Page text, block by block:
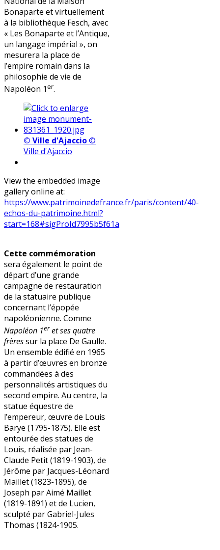
Bonaparte et virtuellement
à la bibliothèque Fesch, avec
« Les Bonaparte et l’Antique,
un langage impérial », on
mesurera la place de
l’empire romain dans la
philosophie de vie de
Napoléon 1er.
© Ville d'Ajaccio©
Ville d'Ajaccio
View the embedded image
gallery online at:
https://www.patrimoinedefrance.fr/paris/content/40-
echos-du-patrimoine.html?
start=168#sigProId7995b5f61a
Cette commémoration
sera également le point de
départ d’une grande
campagne de restauration
de la statuaire publique
concernant l’épopée
napoléonienne. Comme
Napoléon 1eret ses quatre
frèressur la place De Gaulle.
Un ensemble édifié en 1965
à partir d’œuvres en bronze
commandées à des
personnalités artistiques du
second empire. Au centre, la
statue équestre de
l’empereur, œuvre de Louis
Barye (1795-1875). Elle est
entourée des statues de
Louis, réalisée par Jean-
Claude Petit (1819-1903), de
Jérôme par Jacques-Léonard
Maillet (1823-1895), de
Joseph par Aimé Maillet
(1819-1891) et de Lucien,
sculpté par Gabriel-Jules
Thomas (1824-1905.